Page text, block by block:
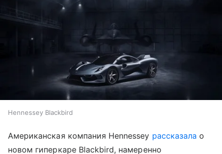
Hennessey Blackbird
Американская компания Hennessey рассказала о
новом гиперкаре Blackbird, намеренно